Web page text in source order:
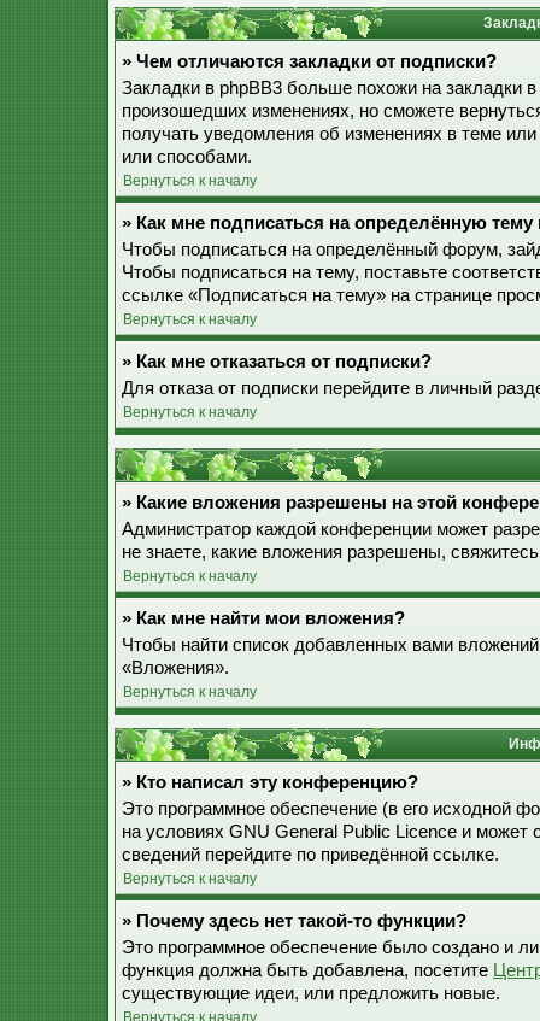
» Чем отличаются закладки от подписки?
Закладки в phpBB3 больше похожи на
произошедших изменениях, но сможете
получать уведомления об изменениях в теме
или способами.
Вернуться к началу
» Как мне подписаться на определённую
Чтобы подписаться на определённый форум,
Чтобы подписаться на тему, поставьте
ссылке «Подписаться на тему» на странице
Вернуться к началу
» Как мне отказаться от подписки?
Для отказа от подписки перейдите в личный
Вернуться к началу
» Какие вложения разрешены на этой
Администратор каждой конференции может
не знаете, какие вложения разрешены,
Вернуться к началу
» Как мне найти мои вложения?
Чтобы найти список добавленных вами
«Вложения».
Вернуться к началу
» Кто написал эту конференцию?
Это программное обеспечение (в его исходной
на условиях GNU General Public Licence и
сведений перейдите по приведённой ссылке.
Вернуться к началу
» Почему здесь нет такой-то функции?
Это программное обеспечение было создано и
функция должна быть добавлена, посетите
существующие идеи, или предложить новые.
Вернуться к началу